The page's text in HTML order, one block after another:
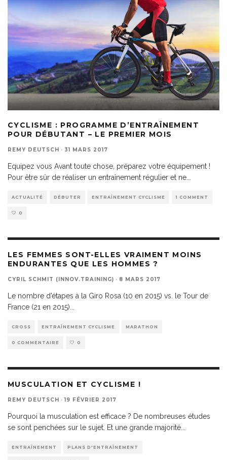
CYCLISME : PROGRAMME D’ENTRAÎNEMENT
POUR DÉBUTANT – LE PREMIER MOIS
REMY DEUTSCH · 31 MARS 2017
Equipez vous Avant toute chose, préparez votre équipement !
Pour être sûr de réaliser un entraînement régulier et ne
ACTUALITÉ DÉBUTER ENTRAÎNEMENT CYCLISME 1 COMMENT
0
LES FEMMES SONT-ELLES VRAIMENT MOINS
ENDURANTES QUE LES HOMMES ?
CYRIL SCHMIT (INNOV.TRAINING) · 8 MARS 2017
Le nombre d’étapes à la Giro Rosa (10 en 2015) vs. le Tour de
France (21 en 2015)
CROSS ENTRAÎNEMENT CYCLISME MARATHON
0 COMMENTAIRE 0
MUSCULATION ET CYCLISME !
REMY DEUTSCH · 19 FÉVRIER 2017
Pourquoi la musculation est efficace ? De nombreuses études
se sont penchées sur le sujet. Et une grande majorité
ENTRAÎNEMENT PLANS D'ENTRAÎNEMENT